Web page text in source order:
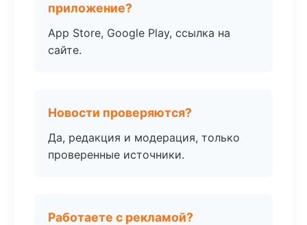
приложение?
App Store, Google Play, ссылка на
сайте.
Новости проверяются?
Да, редакция и модерация, только
проверенные источники.
Работаете с рекламой?